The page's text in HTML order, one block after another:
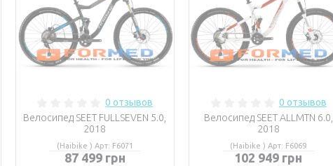
0 отзывов
Велосипед SEET FULLSEVEN 5.0,
2018
(Haibike ) Арт: F6071
87 499 грн
0 отзывов
Велосипед SEET ALLMTN 6.0,
2018
(Haibike ) Арт: F6069
102 949 грн